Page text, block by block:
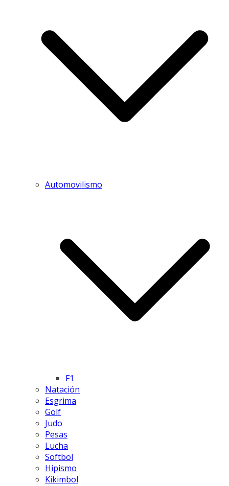
Automovilismo
F1
Natación
Esgrima
Golf
Judo
Pesas
Lucha
Softbol
Hipismo
Kikimbol